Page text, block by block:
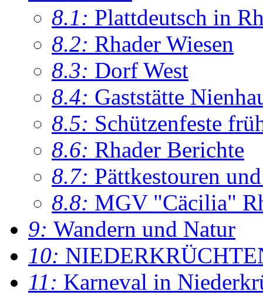
8.1: Plattdeutsch in
8.2: Rhader Wiesen
8.3: Dorf West
8.4: Gaststätte
8.5: Schützenfeste
8.6: Rhader Berichte
8.7: Pättkestouren
8.8: MGV "Cäcilia"
9: Wandern und Natur
10:
11: Karneval in